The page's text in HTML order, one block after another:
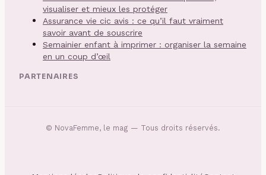
visualiser et mieux les protéger
Assurance vie cic avis : ce qu’il faut vraiment
savoir avant de souscrire
Semainier enfant à imprimer : organiser la semaine
en un coup d’œil
PARTENAIRES
© NovaFemme, le mag — Tous droits réservés.